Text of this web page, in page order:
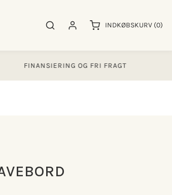
SøgeresultaterLog ind INDKØBSKURV (0)
varer
OG FRI FRAGT